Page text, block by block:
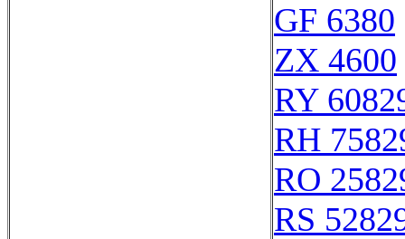
GF 6380
ZX 4600
RY
RH
RO
RS